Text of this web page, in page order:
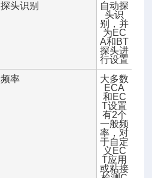
探头识别
自动探
头识
别，并
为EC
A和BT
探头进
行设置
频率
大多数
ECA
和EC
T设置
有2个
一般频
率，对
于自定
义EC
T应用
或粘接